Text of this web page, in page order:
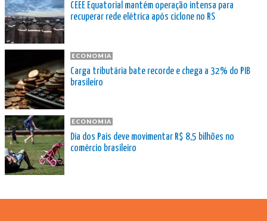
CEEE Equatorial mantém operação intensa para
recuperar rede elétrica após ciclone no RS
ECONOMIA
Carga tributária bate recorde e chega a 32% do PIB
brasileiro
ECONOMIA
Dia dos Pais deve movimentar R$ 8,5 bilhões no
comércio brasileiro